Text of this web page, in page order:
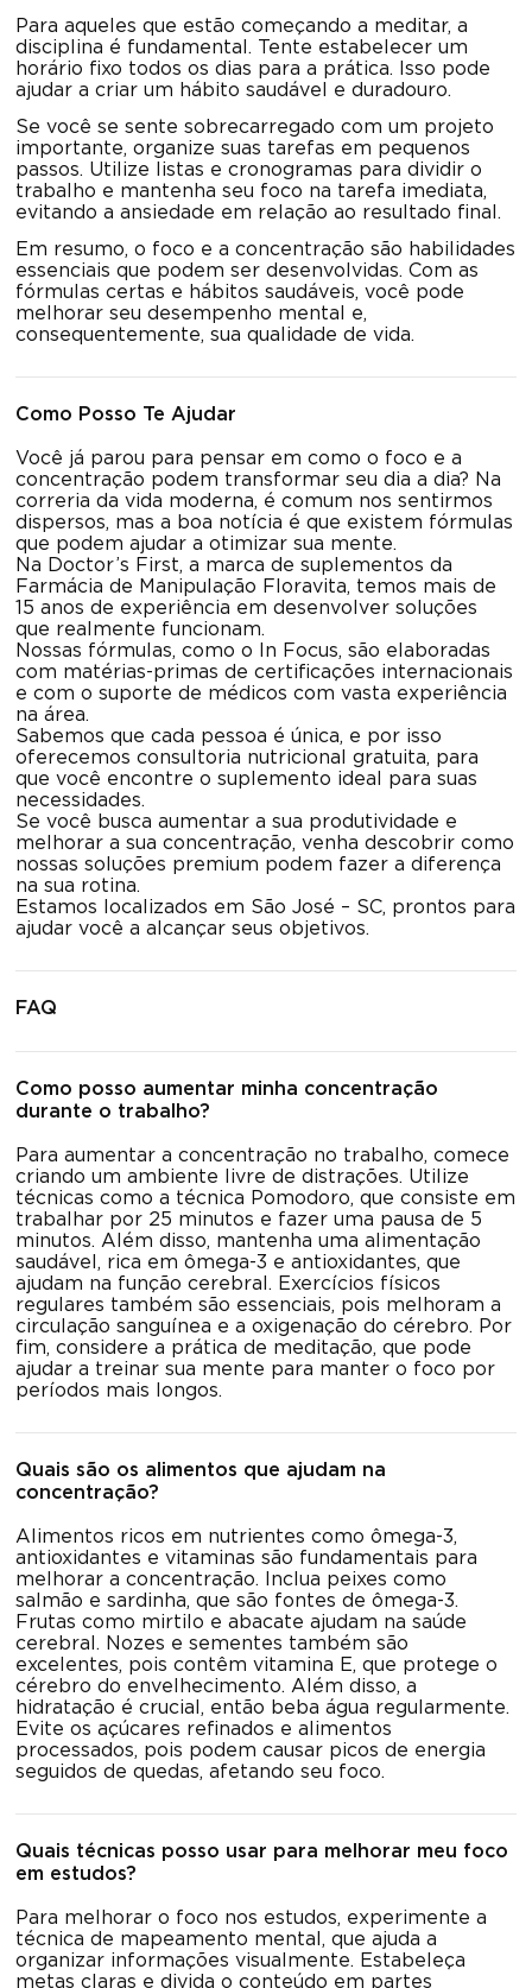
Para aqueles que estão começando a meditar, a
disciplina é fundamental. Tente estabelecer um
horário fixo todos os dias para a prática. Isso pode
ajudar a criar um hábito saudável e duradouro.
Se você se sente sobrecarregado com um projeto
importante, organize suas tarefas em pequenos
passos. Utilize listas e cronogramas para dividir o
trabalho e mantenha seu foco na tarefa imediata,
evitando a ansiedade em relação ao resultado final.
Em resumo, o foco e a concentração são habilidades
essenciais que podem ser desenvolvidas. Com as
fórmulas certas e hábitos saudáveis, você pode
melhorar seu desempenho mental e,
consequentemente, sua qualidade de vida.
Como Posso Te Ajudar
Você já parou para pensar em como o foco e a
concentração podem transformar seu dia a dia? Na
correria da vida moderna, é comum nos sentirmos
dispersos, mas a boa notícia é que existem fórmulas
que podem ajudar a otimizar sua mente.
Na Doctor’s First, a marca de suplementos da
Farmácia de Manipulação Floravita, temos mais de
15 anos de experiência em desenvolver soluções
que realmente funcionam.
Nossas fórmulas, como o In Focus, são elaboradas
com matérias-primas de certificações internacionais
e com o suporte de médicos com vasta experiência
na área.
Sabemos que cada pessoa é única, e por isso
oferecemos consultoria nutricional gratuita, para
que você encontre o suplemento ideal para suas
necessidades.
Se você busca aumentar a sua produtividade e
melhorar a sua concentração, venha descobrir como
nossas soluções premium podem fazer a diferença
na sua rotina.
Estamos localizados em São José – SC, prontos para
ajudar você a alcançar seus objetivos.
FAQ
Como posso aumentar minha concentração
durante o trabalho?
Para aumentar a concentração no trabalho, comece
criando um ambiente livre de distrações. Utilize
técnicas como a técnica Pomodoro, que consiste em
trabalhar por 25 minutos e fazer uma pausa de 5
minutos. Além disso, mantenha uma alimentação
saudável, rica em ômega-3 e antioxidantes, que
ajudam na função cerebral. Exercícios físicos
regulares também são essenciais, pois melhoram a
circulação sanguínea e a oxigenação do cérebro. Por
fim, considere a prática de meditação, que pode
ajudar a treinar sua mente para manter o foco por
períodos mais longos.
Quais são os alimentos que ajudam na
concentração?
Alimentos ricos em nutrientes como ômega-3,
antioxidantes e vitaminas são fundamentais para
melhorar a concentração. Inclua peixes como
salmão e sardinha, que são fontes de ômega-3.
Frutas como mirtilo e abacate ajudam na saúde
cerebral. Nozes e sementes também são
excelentes, pois contêm vitamina E, que protege o
cérebro do envelhecimento. Além disso, a
hidratação é crucial, então beba água regularmente.
Evite os açúcares refinados e alimentos
processados, pois podem causar picos de energia
seguidos de quedas, afetando seu foco.
Quais técnicas posso usar para melhorar meu foco
em estudos?
Para melhorar o foco nos estudos, experimente a
técnica de mapeamento mental, que ajuda a
organizar informações visualmente. Estabeleça
metas claras e divida o conteúdo em partes